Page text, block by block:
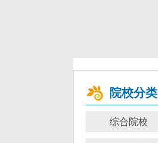
院校分类
综合院校